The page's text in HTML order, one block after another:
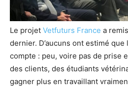
Le projet Vetfuturs France a
dernier. D’aucuns ont estimé que
compte : peu, voire pas de prise
des clients, des étudiants
gagner plus en travaillant